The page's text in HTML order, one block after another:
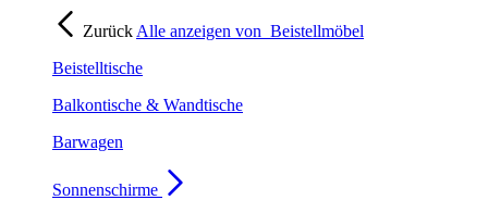
Zurück Alle anzeigen von Beistellmöbel
Beistelltische
Balkontische & Wandtische
Barwagen
Sonnenschirme